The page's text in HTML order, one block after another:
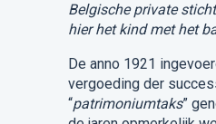
Belgische private
hier het kind met het
De anno 1921
vergoeding der
“patrimoniumtaks”